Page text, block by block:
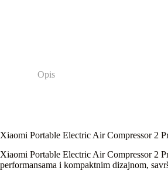
Opis
Xiaomi Portable Electric Air Compressor 2
Xiaomi Portable Electric Air Compressor 2
performansama i kompaktnim dizajnom,